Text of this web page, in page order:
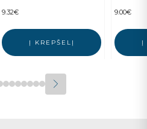
9.32€
Į KREPŠELĮ
9.00€
Į